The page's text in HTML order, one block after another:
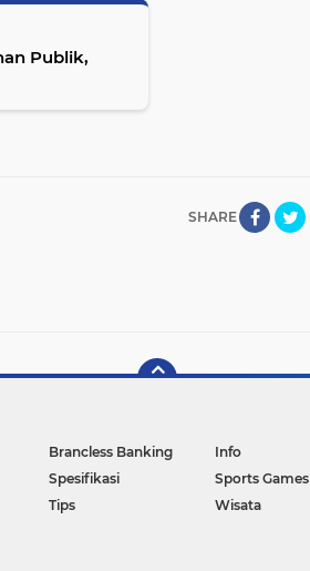
Publik,
SHARE
Brancless Banking Info
Spesifikasi Sports Games
Tips Wisata